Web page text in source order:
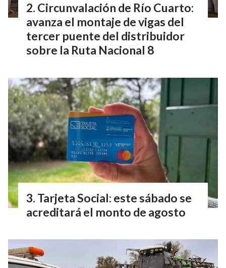
Circunvalación de Río Cuarto:
avanza el montaje de vigas del
tercer puente del distribuidor
sobre la Ruta Nacional 8
Tarjeta Social: este sábado se
acreditará el monto de agosto